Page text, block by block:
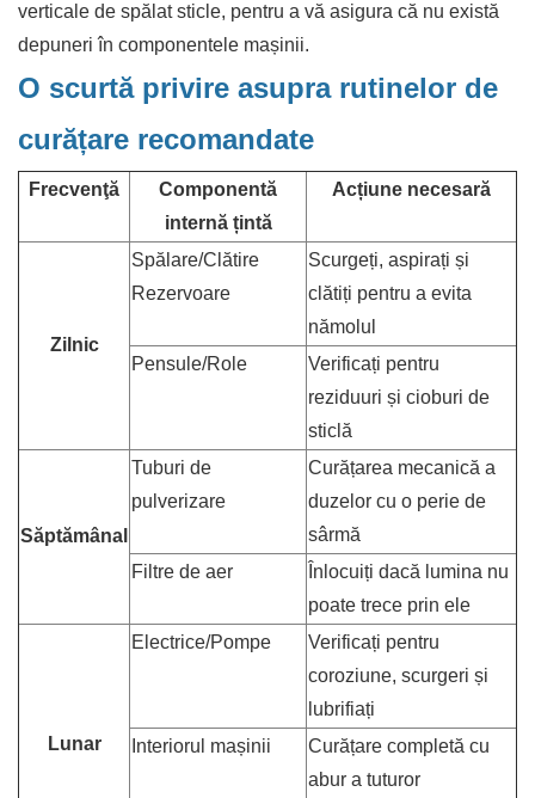
verticale de spălat sticle, pentru a vă asigura că nu există
depuneri în componentele mașinii.
O scurtă privire asupra rutinelor de
curățare recomandate
Frecvenţă
Componentă
internă țintă
Acțiune necesară
Zilnic
Spălare/Clătire
Rezervoare
Scurgeți, aspirați și
clătiți pentru a evita
nămolul
Pensule/Role
Verificați pentru
reziduuri și cioburi de
sticlă
Săptămânal
Tuburi de
pulverizare
Curățarea mecanică a
duzelor cu o perie de
sârmă
Filtre de aer
Înlocuiți dacă lumina nu
poate trece prin ele
Lunar
Electrice/Pompe
Verificați pentru
coroziune, scurgeri și
lubrifiați
Interiorul mașinii
Curățare completă cu
abur a tuturor